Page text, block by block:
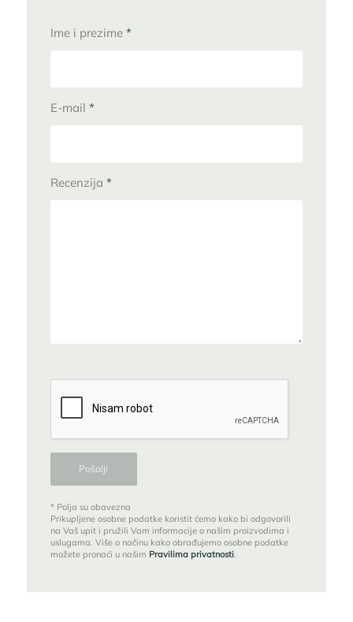
Ime i prezime *
E-mail *
Recenzija *
* Polja su obavezna
Prikupljene osobne podatke koristit ćemo kako bi odgovorili
na Vaš upit i pružili Vam informacije o našim proizvodima i
uslugama. Više o načinu kako obrađujemo osobne podatke
možete pronaći u našim Pravilima privatnosti.